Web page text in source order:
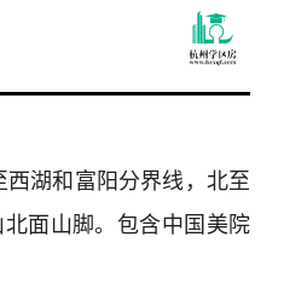
湖和富阳分界线，北至
面山脚。包含中国美院